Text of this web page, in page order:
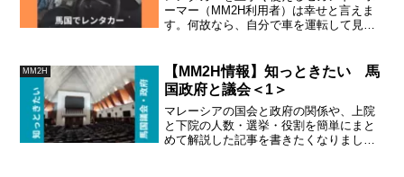
ーマー（MM2H利用者）は幸せと言えま
す。何故なら、自分で車を運転して見て
ンタカー利用について知っておくべき全
てを纏めました。
MM2H
【MM2H情報】知っときたい 馬
国政府と議会＜1＞
マレーシアの国会と政府の関係や、上院
と下院の人数・選挙・役割を簡単にまと
めて解説した記事を書きたくなりまし